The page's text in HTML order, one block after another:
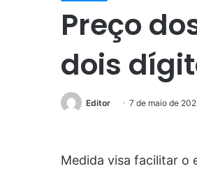
Preço
dois
Editor 7 de maio de
Medida visa facilitar o